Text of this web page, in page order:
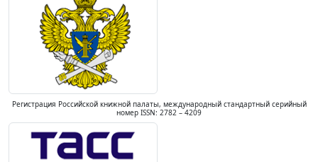
Регистрация Российской книжной палаты, международный стандартный серийный
номер ISSN: 2782 – 4209